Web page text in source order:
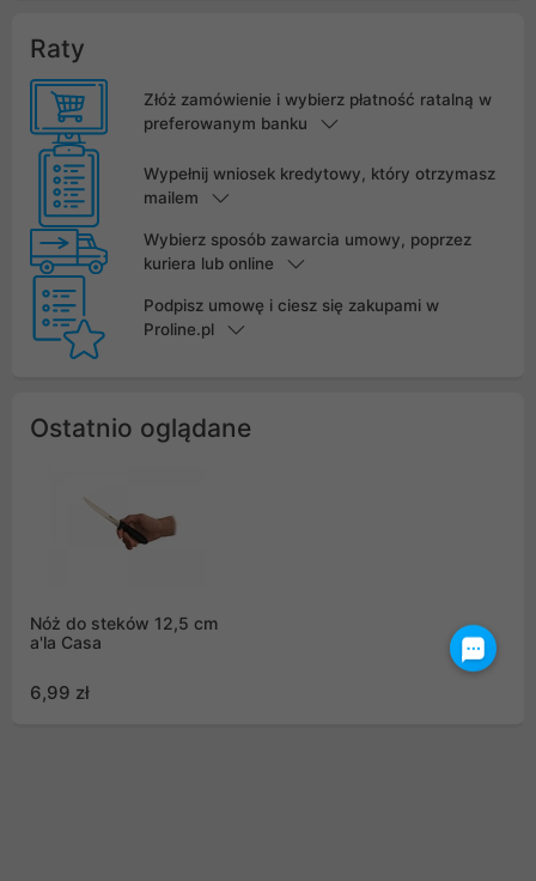
Raty
Złóż zamówienie i wybierz płatność ratalną w
preferowanym banku
Wypełnij wniosek kredytowy, który otrzymasz
mailem
Wybierz sposób zawarcia umowy, poprzez
kuriera lub online
Podpisz umowę i ciesz się zakupami w
Proline.pl
Ostatnio oglądane
Nóż do steków 12,5 cm
a'la Casa
6,99 zł